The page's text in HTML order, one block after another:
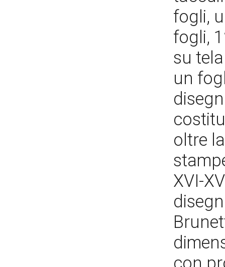
fogli,
fogli,
su
un
oltre
XVI-
con